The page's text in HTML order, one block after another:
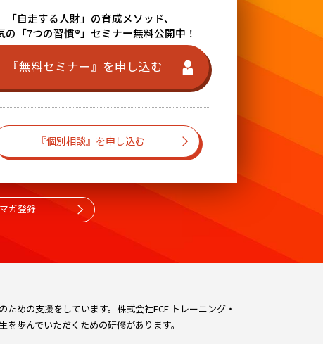
「自走する人財」の育成メソッド、
の「7つの習慣®」セミナー無料公開中！
『無料セミナー』を申し込む
『個別相談』を申し込む
ガ登録
めの支援をしています。株式会社FCE トレーニング・
歩んでいただくための研修があります。